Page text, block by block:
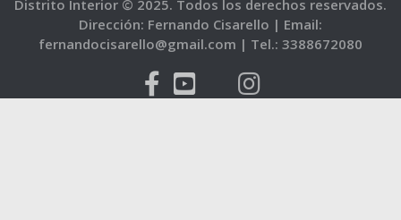
Distrito Interior © 2025. Todos los derechos reservados.
Dirección: Fernando Cisarello | Email:
fernandocisarello@gmail.com | Tel.: 3388672080